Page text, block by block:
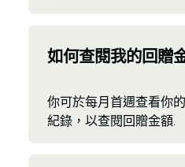
如何查閱我的回贈
你可於每月首週查看你
紀錄，以查閱回贈金額.